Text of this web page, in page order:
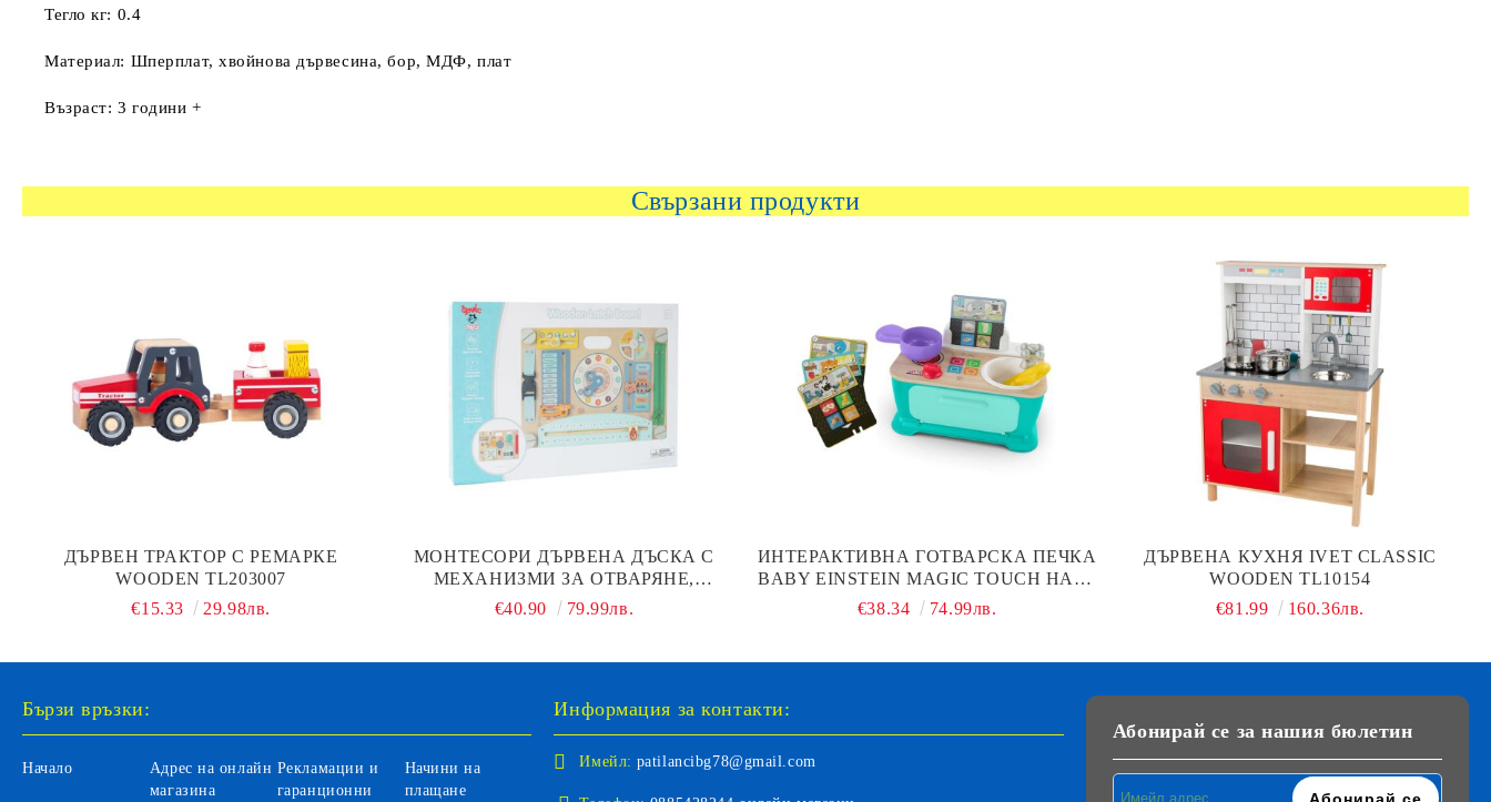
Тегло кг: 0.4
Материал: Шперплат, хвойнова дървесина, бор, МДФ, плат
Възраст: 3 години +
Свързани продукти
ДЪРВЕН ТРАКТОР С РЕМАРКЕ
WOODEN TL203007
€15.33
29.98лв.
МОНТЕСОРИ ДЪРВЕНА ДЪСКА С
МЕХАНИЗМИ ЗА ОТВАРЯНЕ,
ЗАТВАРЯНЕ И ЗАКЛЮЧВАНЕ
€40.90 79.99лв.
ИНТЕРАКТИВНА ГОТВАРСКА ПЕЧКА
BABY EINSTEIN MAGIC TOUCH HAPE
H800912
€38.34 74.99лв.
ДЪРВЕНА КУХНЯ IVET CLASSIC
WOODEN TL10154
€81.99
160.36лв.
Бързи връзки:
Начало
Адрес на онлайн
магазина
Рекламации и
гаранционни
Начини на
плащане
Информация за контакти:
Имейл: patilancibg78@gmail.com
Абонирай се за нашия бюлетин